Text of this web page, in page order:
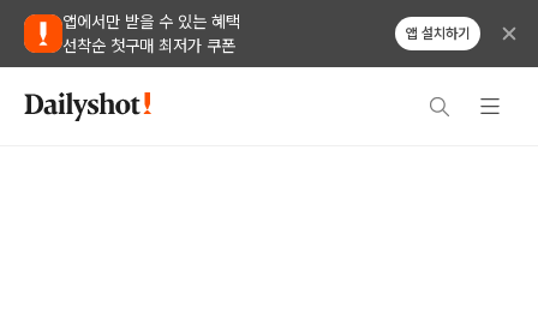
앱에서만 받을 수 있는 혜택
선착순 첫구매 최저가 쿠폰
앱 설치하기